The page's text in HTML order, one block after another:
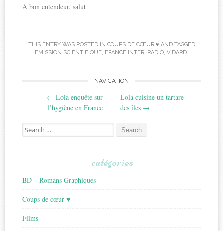
A bon entendeur, salut
THIS ENTRY WAS POSTED IN COUPS DE CŒUR ♥ AND TAGGED
EMISSION SCIENTIFIQUE, FRANCE INTER, RADIO, VIDARD.
navigation
NAVIGATION
← Lola enquête sur
l’hygiène en France
Lola cuisine un tartare
des îles →
Search
for:
catégories
BD – Romans Graphiques
Coups de cœur ♥
Films